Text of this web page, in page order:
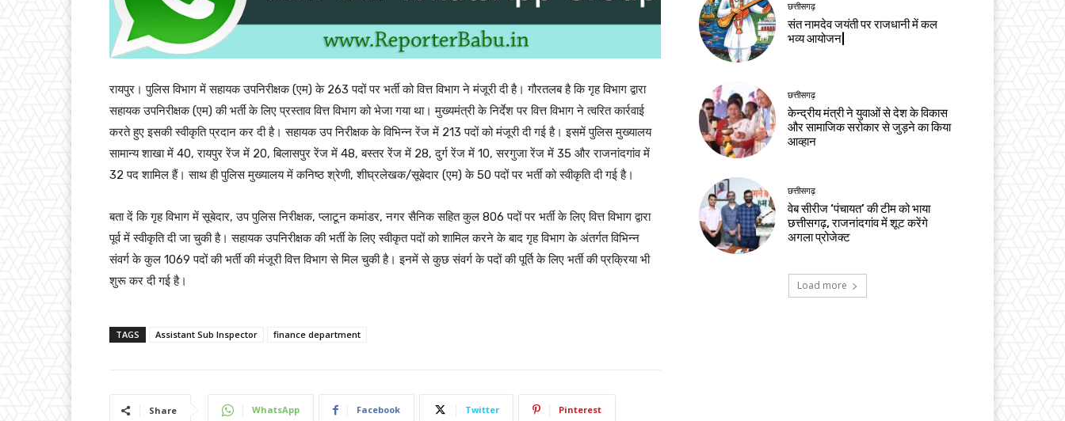
रायपुर। पुलिस विभाग में सहायक उपनिरीक्षक (एम) के 263 पदों पर भर्ती को वित्त विभाग ने मंजूरी दी है। गौरतलब है कि गृह विभाग द्वारा
सहायक उपनिरीक्षक (एम) की भर्ती के लिए प्रस्ताव वित्त विभाग को भेजा गया था। मुख्यमंत्री के निर्देश पर वित्त विभाग ने त्वरित कार्रवाई
करते हुए इसकी स्वीकृति प्रदान कर दी है। सहायक उप निरीक्षक के विभिन्न रेंज में 213 पदों को मंजूरी दी गई है। इसमें पुलिस मुख्यालय
सामान्य शाखा में 40, रायपुर रेंज में 20, बिलासपुर रेंज में 48, बस्तर रेंज में 28, दुर्ग रेंज में 10, सरगुजा रेंज में 35 और राजनांदगांव में
32 पद शामिल हैं। साथ ही पुलिस मुख्यालय में कनिष्ठ श्रेणी, शीघ्रलेखक/सूबेदार (एम) के 50 पदों पर भर्ती को स्वीकृति दी गई है।
बता दें कि गृह विभाग में सूबेदार, उप पुलिस निरीक्षक, प्लाटून कमांडर, नगर सैनिक सहित कुल 806 पदों पर भर्ती के लिए वित्त विभाग द्वारा
पूर्व में स्वीकृति दी जा चुकी है। सहायक उपनिरीक्षक की भर्ती के लिए स्वीकृत पदों को शामिल करने के बाद गृह विभाग के अंतर्गत विभिन्न
संवर्ग के कुल 1069 पदों की भर्ती की मंजूरी वित्त विभाग से मिल चुकी है। इनमें से कुछ संवर्ग के पदों की पूर्ति के लिए भर्ती की प्रक्रिया भी
शुरू कर दी गई है।
TAGS Assistant Sub Inspector finance department
Share WhatsApp Facebook Twitter Pinterest
छत्तीसगढ़
संत नामदेव जयंती पर राजधानी में कल
भव्य आयोजन|
छत्तीसगढ़
केन्द्रीय मंत्री ने युवाओं से देश के विकास
और सामाजिक सरोकार से जुड़ने का किया
आव्हान
छत्तीसगढ़
वेब सीरीज ‘पंचायत’ की टीम को भाया
छत्तीसगढ़, राजनांदगांव में शूट करेंगे
अगला प्रोजेक्ट
Load more